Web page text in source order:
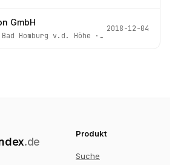
GmbH
Bad Homburg v.d. Höhe · Az.
2018-12-04
.de
Produkt
Suche